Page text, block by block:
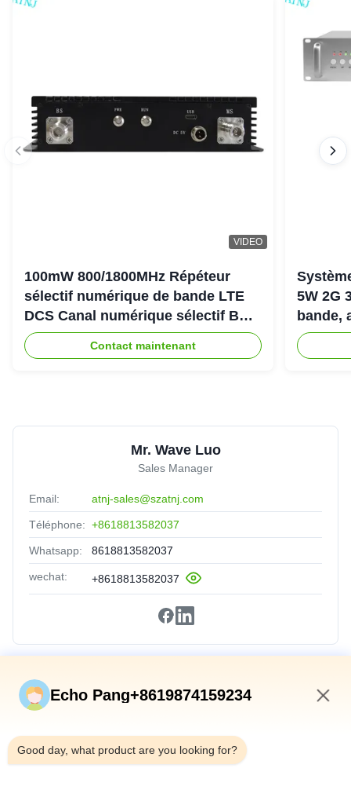
VIDEO
100mW 800/1800MHz Répéteur
sélectif numérique de bande LTE
DCS Canal numérique sélectif Bda
Pico Répéteur
Contact maintenant
5W 2G
bande,
Mr. Wave Luo
Sales Manager
Email: atnj-sales@szatnj.com
Téléphone: +8618813582037
Whatsapp: 8618813582037
wechat: +8618813582037
Liens Rapides
Produits
À Propos De Nous
Echo Pang+8619874159234
Good day, what product are you looking for?